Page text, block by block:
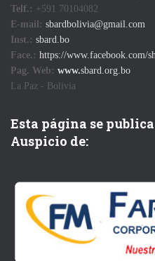
Telf.: +591 70104082
E-mail: sbardbolivia@gmail.com
Inst.: sbard.bo
Face.: https://www.facebook.com/
Pag. Web: www.sbard.org.bo
La Paz - Bolivia
Esta página se
Auspicio de: